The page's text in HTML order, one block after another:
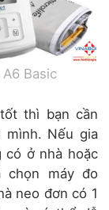
A6 Basic
thì bạn cần
mình. Nếu gia
ở nhà hoặc
chọn máy đo
neo đơn có 1